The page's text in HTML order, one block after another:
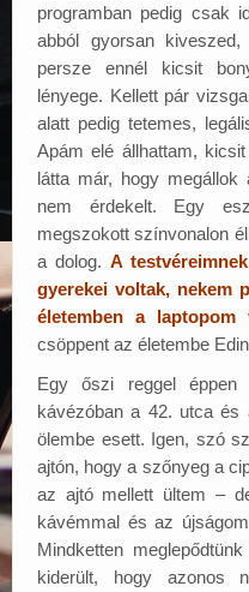
programban pedig csak
abból gyorsan
persze ennél kicsit
lényege. Kellett pár
alatt pedig tetemes,
Apám elé állhattam,
látta már, hogy megállok
nem érdekelt. Egy
megszokott színvonalon
a dolog.A
gyerekei voltak, nekem
életemben a laptopom
csöppent az életembe
Egy őszi reggel éppen
kávézóban a 42. utca
ölembe esett. Igen, szó
ajtón, hogy a szőnyeg a
az ajtó mellett ültem –
kávémmal és az
Mindketten
kiderült, hogy azonos